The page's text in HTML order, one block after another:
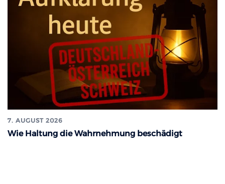
7. AUGUST 2026
Wie Haltung die Wahrnehmung beschädigt